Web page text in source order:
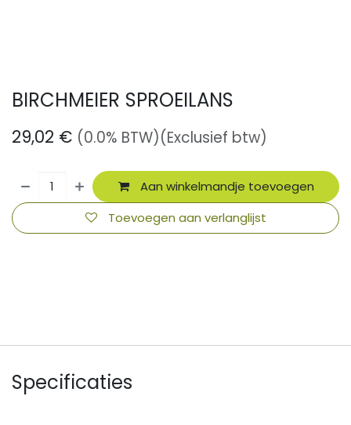
BIRCHMEIER SPROEILANS
29,02 € (0.0% BTW)(Exclusief btw)
Aan winkelmandje toevoegen
Toevoegen aan verlanglijst
Specificaties